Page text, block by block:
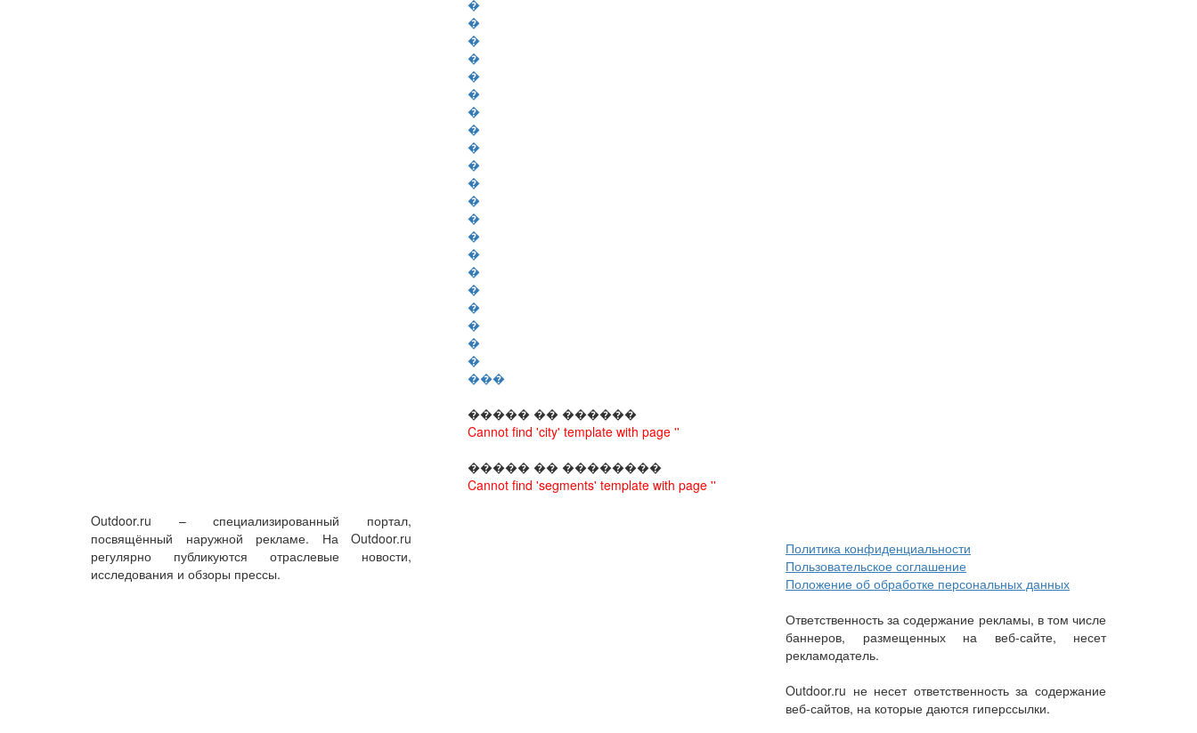
�
�
�
�
�
�
�
�
�
�
�
�
�
�
�
�
�
�
�
�
�
���
����� �� ������
Cannot find 'city' template with page ''
����� �� ��������
Cannot find 'segments' template with page ''
Outdoor.ru – специализированный портал,
посвящённый наружной рекламе. На Outdoor.ru
регулярно публикуются отраслевые новости,
исследования и обзоры прессы.
Политика конфиденциальности
Пользовательское соглашение
Положение об обработке персональных данных
Ответственность за содержание рекламы, в том числе
баннеров, размещенных на веб-сайте, несет
рекламодатель.
Outdoor.ru не несет ответственность за содержание
веб-сайтов, на которые даются гиперссылки.